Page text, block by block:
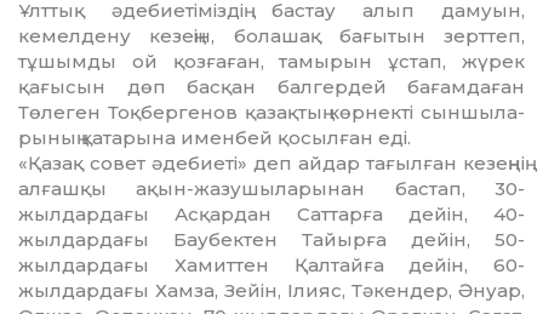
Ұлттық әдебиетiмiздiң бастау алып дам­уын,
кемелдену кезеңiн, болашақ ба­ғытын зерттеп,
тұшымды ой қозғаған, та­мырын ұстап, жүрек
қағысын дөп бас­қан балгердей бағамдаған
Төлеген Тоқ­бер­­генов қазақтың көрнектi сын­шы­ла­
рының қатарына именбей қосылған еді.
«Қазақ совет әдебиетi» деп айдар та­ғылған кезеңнiң
алғашқы ақын-жазушы­ларынан бастап, 30-
жылдардағы Асқар­дан Саттарға дейiн, 40-
жылдардағы Бау­бектен Тайырға дейiн, 50-
жылдардағы Хамиттен Қалтайға дейiн, 60-
жылдардағы Хамза, Зейiн, Iлияс, Тәкендер, Әнуар,